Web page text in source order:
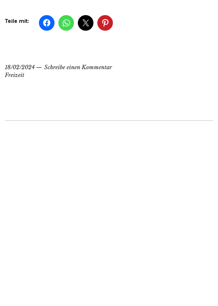
Teile mit:
18/02/2024
Schreibe einen Kommentar
Freizeit